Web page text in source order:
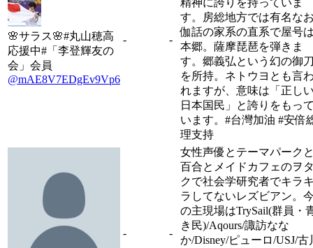
🌸サラス🌸#丸山穂高
応援中#「李登輝友の
会」会員
@mAE8V7EDgEv9Vp6
- -
精神に誇りを持っていま
す。房総地方では有名な
伽話の家系の直系で屋号
本郷。薩摩琵琶を弾きま
す。郷義弘という幻の御
を所持。ネトウヨとも言
れますが、意味は「正し
日本国民」と誇りをもっ
います。#台灣加油 #安倍
理支持
- -
女性声優とテーマパーク
百合とメイドカフェのヲ
クで社会学研究者でキラ
ラしてないレズビアン。
の主現場はTrySail(群員・
き民)/Aqours/諏訪なな
か/Disney/ピューロ/USJ/古